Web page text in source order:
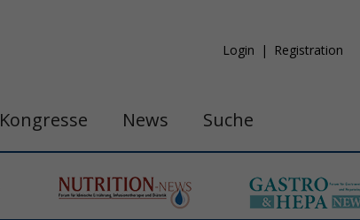
Login Registration
Kongresse News Suche